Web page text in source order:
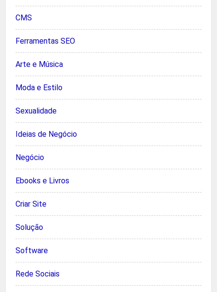
CMS
Ferramentas SEO
Arte e Música
Moda e Estilo
Sexualidade
Ideias de Negócio
Negócio
Ebooks e Livros
Criar Site
Solução
Software
Rede Sociais